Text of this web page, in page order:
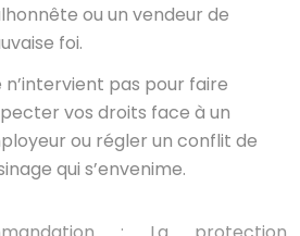
ou un vendeur de
foi.
n’intervient pas pour faire
vos droits face à un
ou régler un conflit de
qui s’envenime.